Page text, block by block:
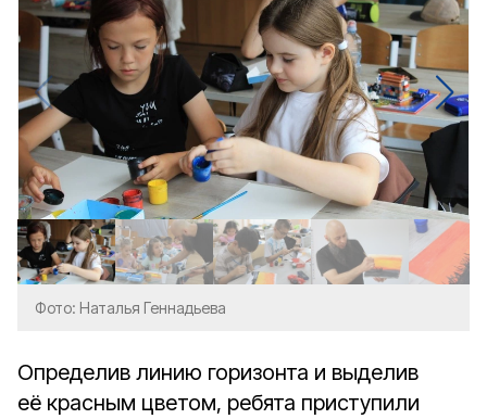
Фото: Наталья Геннадьева
Определив линию горизонта и выделив
её красным цветом, ребята приступили